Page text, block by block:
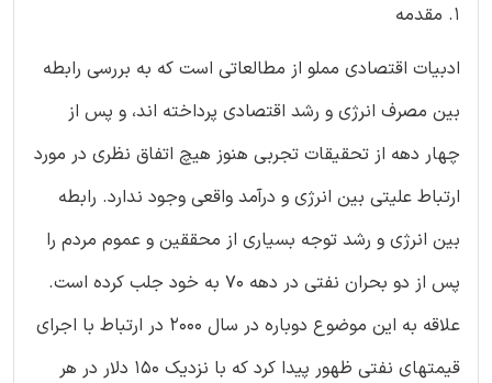
1. مقدمه
ادبیات اقتصادی مملو از مطالعاتی است که به بررسی رابطه
بین مصرف انرژی و رشد اقتصادی پرداخته اند، و پس از
چهار دهه از تحقیقات تجربی هنوز هیچ اتفاق نظری در مورد
ارتباط علیتی بین انرژی و درآمد واقعی وجود ندارد. رابطه
بین انرژی و رشد توجه بسیاری از محققین و عموم مردم را
پس از دو بحران نفتی در دهه 70 به خود جلب کرده است.
علاقه به این موضوع دوباره در سال 2000 در ارتباط با اجرای
قیمتهای نفتی ظهور پیدا کرد که با نزدیک 150 دلار در هر